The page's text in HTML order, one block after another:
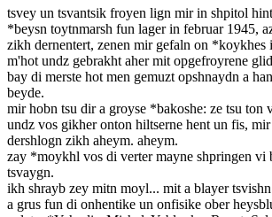
tsvey un tsvantsik froyen lign mir in shpitol
*beysn toytnmarsh fun lager in februar 1945,
zikh dernentert, zenen mir gefaln on *koykhes
m'hot undz gebrakht aher mit opgefroyrene
bay di merste hot men gemuzt opshnaydn a
beyde.
mir hobn tsu dir a groyse *bakoshe: ze tsu ton
undz vos gikher onton hiltserne hent un fis,
dershlogn zikh aheym. aheym.
zay *moykhl vos di verter mayne shpringen vi
tsvaygn.
ikh shrayb zey mitn moyl... mit a blayer
a grus fun di onhentike un onfisike ober